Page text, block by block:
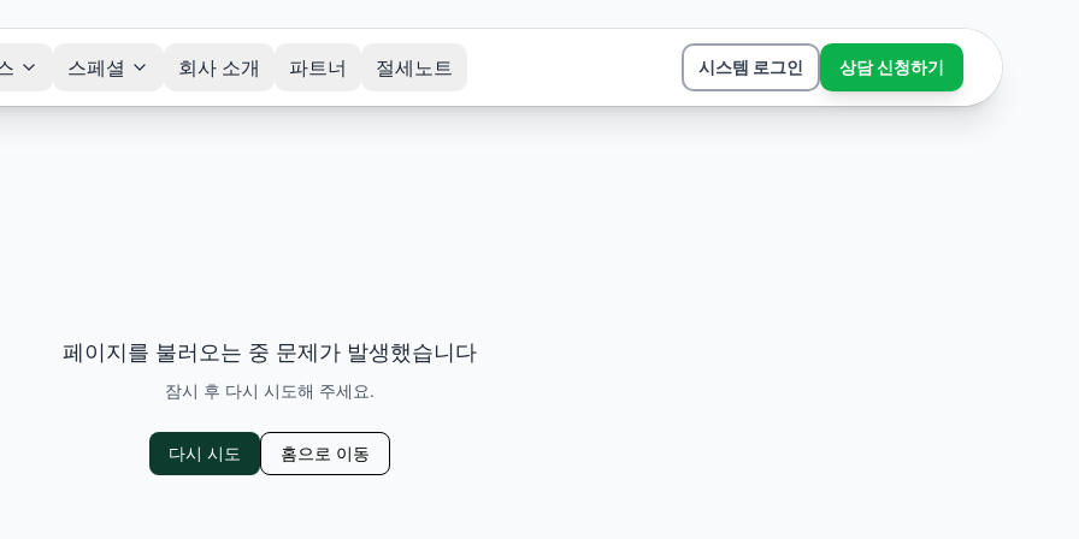
스페셜 회사 소개 파트너 절세노트 시스템 로그인 상담 신청하기
페이지를 불러오는 중 문제가 발생했습니다
잠시 후 다시 시도해 주세요.
다시 시도 홈으로 이동